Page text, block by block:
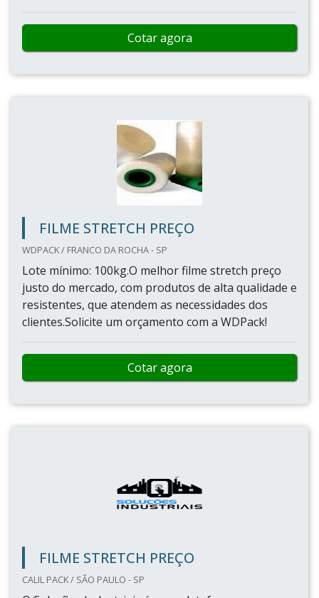
Cotar agora
FILME STRETCH PREÇO
WDPACK / FRANCO DA ROCHA - SP
Lote mínimo: 100kg.O melhor filme stretch preço
justo do mercado, com produtos de alta qualidade e
resistentes, que atendem as necessidades dos
clientes.Solicite um orçamento com a WDPack!
Cotar agora
FILME STRETCH PREÇO
CALIL PACK / SÃO PAULO - SP